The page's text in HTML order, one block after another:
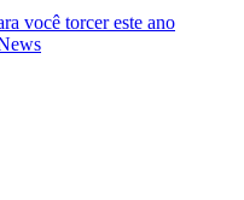
você torcer este ano